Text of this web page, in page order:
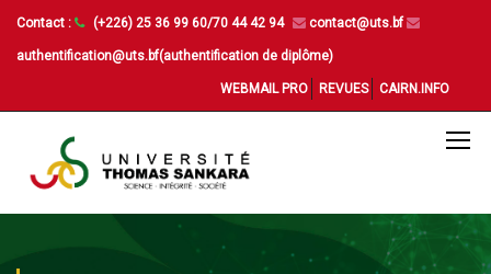
Contact : (+226) 25 36 99 60/70 44 42 94 contact@uts.bf
authentification@uts.bf(authentification de diplôme)
WEBMAIL PRO REVUES CAIRN.INFO